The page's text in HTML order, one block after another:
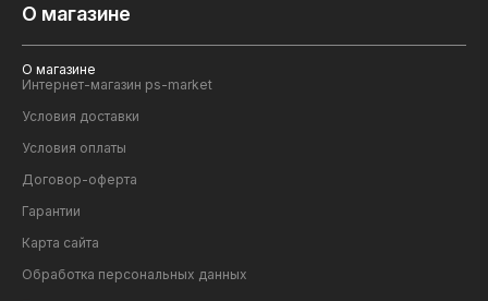
О магазине
О магазине
Интернет-магазин ps-market
Условия доставки
Условия оплаты
Договор-оферта
Гарантии
Карта сайта
Обработка персональных данных